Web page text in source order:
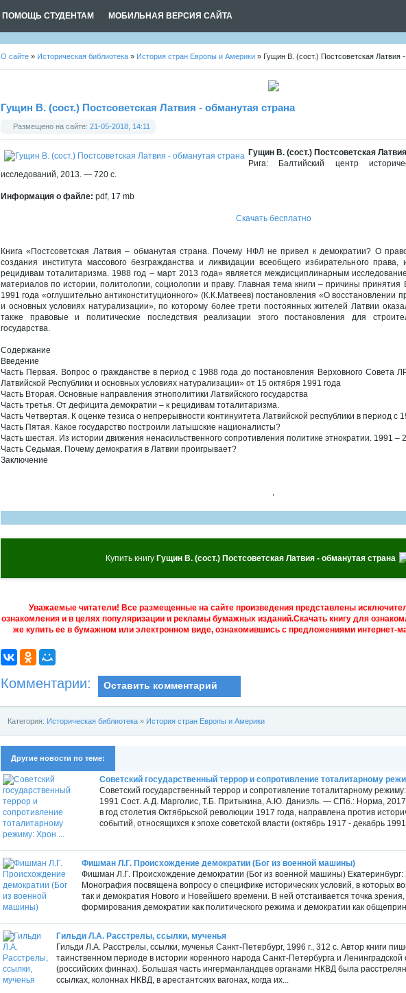
ПОМОЩЬ СТУДЕНТАМ МОБИЛЬНАЯ ВЕРСИЯ САЙТА
О сайте » Историческая библиотека » История стран Европы и Америки » Гущин В. (сост.) Постсоветская Латвия
Гущин В. (сост.) Постсоветская Латвия - обманутая страна
Размещено на сайте: 21-05-2018, 14:11
Гущин В. (сост.) Постсоветская
Рига: Балтийский центр
исследований, 2013. — 720 с.
Информация о файле: pdf, 17 mb
Скачать бесплатно
Книга «Постсоветская Латвия – обманутая страна. Почему НФЛ не привел к демократии? О
создания института массового безгражданства и ликвидации всеобщего избирательного
рецидивам тоталитаризма. 1988 год – март 2013 года» является междисциплинарным
материалов по истории, политологии, социологии и праву. Главная тема книги – причины
1991 года «оглушительно антиконституционного» (К.К.Матвеев) постановления «О восстановлении
и основных условиях натурализации», по которому более трети постоянных жителей Латвии
также правовые и политические последствия реализации этого постановления для
государства.
Содержание
Введение
Часть Первая. Вопрос о гражданстве в период с 1988 года до постановления Верховного Совета
Латвийской Республики и основных условиях натурализации» от 15 октября 1991 года
Часть Вторая. Основные направления этнополитики Латвийского государства
Часть третья. От дефицита демократии – к рецидивам тоталитаризма.
Часть Четвертая. К оценке тезиса о непрерывности континуитета Латвийской республики в период с
Часть Пятая. Какое государство построили латышские националисты?
Часть шестая. Из истории движения ненасильственного сопротивления политике этнократии. 1991 –
Часть Седьмая. Почему демократия в Латвии проигрывает?
Заключение
,
Купить книгу Гущин В. (сост.) Постсоветская Латвия - обманутая страна
Уважаемые читатели! Все размещенные на сайте произведения представлены
ознакомления и в целях популяризации и рекламы бумажных изданий.Скачать книгу для
же купить ее в бумажном или электронном виде, ознакомившись с предложениями интернет-
Комментарии: Оставить комментарий
Категория: Историческая библиотека » История стран Европы и Америки
Другие новости по теме:
Советский государственный террор и сопротивление тоталитарному
Советский государственный террор и сопротивление тоталитарному
1991 Сост. А.Д. Марголис, Т.Б. Притыкина, А.Ю. Даниэль. — СПб.: Норма,
в год столетия Октябрьской революции 1917 года, направлена против
событий, относящихся к эпохе советской власти (октябрь 1917 - декабрь
Фишман Л.Г. Происхождение демократии (Бог из военной машины)
Фишман Л.Г. Происхождение демократии (Бог из военной машины)
Монография посвящена вопросу о специфике исторических условий, в которых
так и демократия Нового и Новейшего времени. В ней отстаивается точка
формирования демократии как политического режима и демократии как
Гильди Л.А. Расстрелы, ссылки, мученья
Гильди Л.А. Расстрелы, ссылки, мученья Санкт-Петербург, 1996 г., 312 с. Автор книги
таинственном периоде в истории коренного народа Санкт-Петербурга и
(российских финнах). Большая часть ингерманландцев органами НКВД была
ссылках, колоннах НКВД, в арестантских вагонах, когда их...